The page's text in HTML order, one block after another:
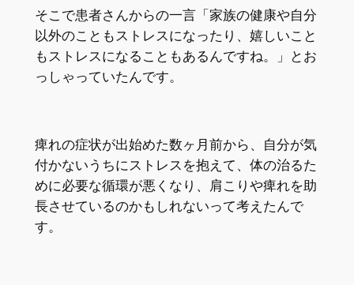
そこで患者さんからの一言「家族の健康や自分
以外のこともストレスになったり、嬉しいこと
もストレスになることもあるんですね。」とお
っしゃっていたんです。
痺れの症状が出始めた数ヶ月前から、自分が気
付かないうちにストレスを抱えて、体の治るた
めに必要な循環が悪くなり、肩こりや痺れを助
長させているのかもしれないって考えたんで
す。